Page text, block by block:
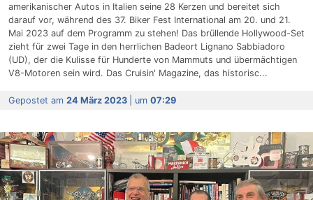
amerikanischer Autos in Italien seine 28 Kerzen und bereitet sich
darauf vor, während des 37. Biker Fest International am 20. und 21.
Mai 2023 auf dem Programm zu stehen! Das brüllende Hollywood-Set
zieht für zwei Tage in den herrlichen Badeort Lignano Sabbiadoro
(UD), der die Kulisse für Hunderte von Mammuts und übermächtigen
V8-Motoren sein wird. Das Cruisin' Magazine, das historisc...
Gepostet am 24 März 2023 | um 07:29